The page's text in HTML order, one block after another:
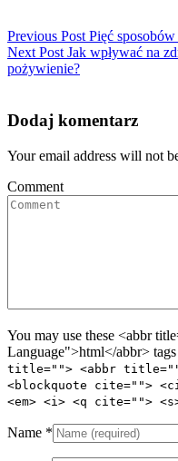
Previous Post Pięć
Next Post Jak wpływać na
pożywienie?
Dodaj komentarz
Your email address will not
Comment
You may use these <abbr
Language">html</abbr> tags
title=""> <abbr
<blockquote cite="">
<em> <i> <q cite="">
Name *